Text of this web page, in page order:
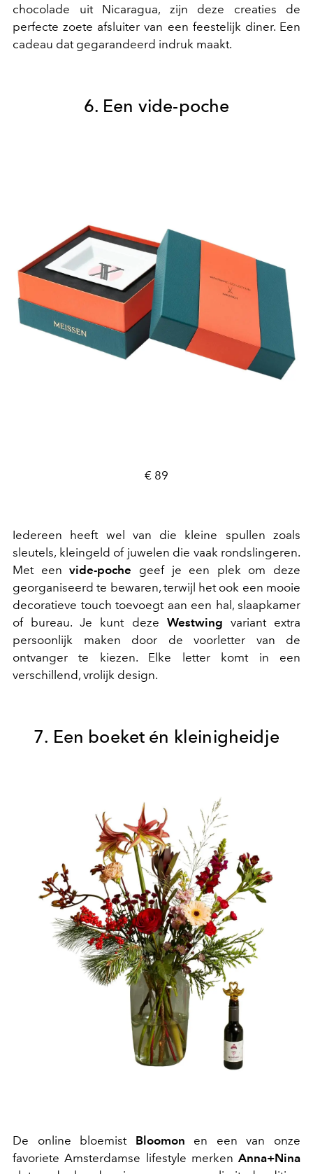
chocolade uit Nicaragua, zijn deze creaties de
perfecte zoete afsluiter van een feestelijk diner. Een
cadeau dat gegarandeerd indruk maakt.
6. Een vide-poche
€ 89
Iedereen heeft wel van die kleine spullen zoals
sleutels, kleingeld of juwelen die vaak rondslingeren.
Met eenvide-poche geef je een plek om deze
georganiseerd te bewaren, terwijl het ook een mooie
decoratieve touch toevoegt aan een hal, slaapkamer
of bureau. Je kunt deze Westwing variant extra
persoonlijk maken door de voorletter van de
ontvanger te kiezen. Elke letter komt in een
verschillend, vrolijk design.
7. Een boeket én kleinigheidje
De online bloemist Bloomon en een van onze
favoriete Amsterdamse lifestyle merken Anna+Nina